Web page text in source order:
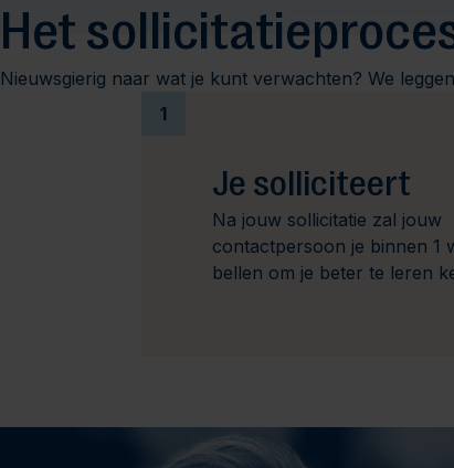
Het
Nieuwsgierig naar wat je kunt verwachten? We
1
Je solliciteert
Na jouw sollicitatie zal jouw
contactpersoon je binnen 1
bellen om je beter te leren